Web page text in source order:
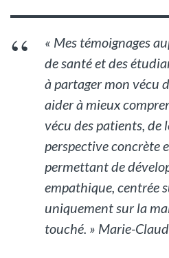
« Mes témoignages
de santé et des
à partager mon vécu
aider à mieux
vécu des patients, de
perspective concrète
permettant de
empathique, centrée
uniquement sur la
touché. » Marie-